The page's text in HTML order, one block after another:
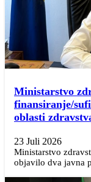
Ministarstvo
finansiranje/
oblasti
23 Juli 2026
Ministarstvo
objavilo dva javna